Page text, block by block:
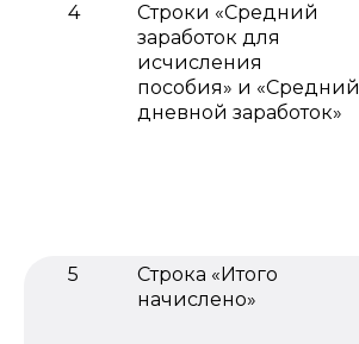
4
Строки «Средний
заработок для
исчисления
пособия» и «Средний
дневной заработок»
5
Строка «Итого
начислено»